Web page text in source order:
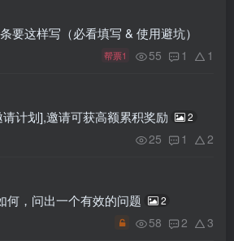
要这样写（必看填写 & 使用避坑）
帮票1 55 1 1
计划],邀请可获高额累积奖励 2
25 1 2
何，问出一个有效的问题 2
58 2 3